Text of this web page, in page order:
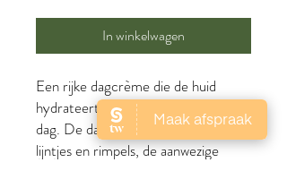
In winkelwagen
Een rijke dagcrèmedie de huid
hydrateert gedurende de volledige
dag. De dagcrème vermindertfijne
lijntjes en rimpels, de aanwezige